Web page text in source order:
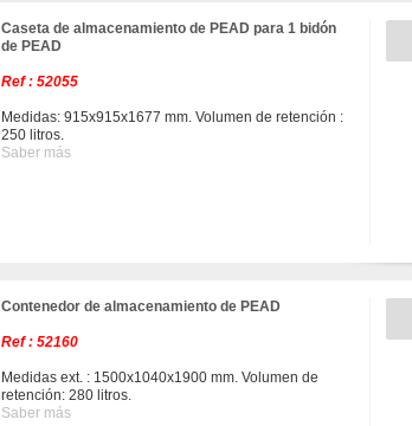
Caseta de almacenamiento de PEAD para 1 bidón
de PEAD
Ref : 52055
Medidas: 915x915x1677 mm. Volumen de retención :
250 litros.
Saber más
Contenedor de almacenamiento de PEAD
Ref : 52160
Medidas ext. : 1500x1040x1900 mm. Volumen de
retención: 280 litros.
Saber más